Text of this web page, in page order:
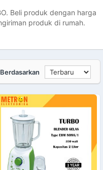
Beli produk dengan harga
produk di rumah.